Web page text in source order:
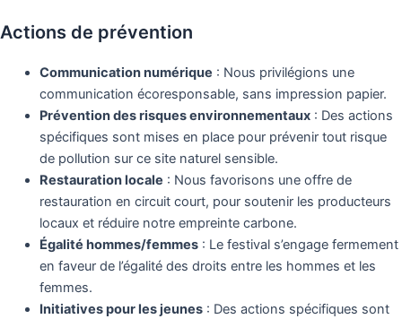
Actions de prévention
Communication numérique : Nous privilégions une
communication écoresponsable, sans impression papier.
Prévention des risques environnementaux: Des actions
spécifiques sont mises en place pour prévenir tout risque
de pollution sur ce site naturel sensible.
Restauration locale : Nous favorisons une offre de
restauration en circuit court, pour soutenir les producteurs
locaux et réduire notre empreinte carbone.
Égalité hommes/femmes: Le festival s’engage fermement
en faveur de l’égalité des droits entre les hommes et les
femmes.
Initiatives pour les jeunes: Des actions spécifiques sont